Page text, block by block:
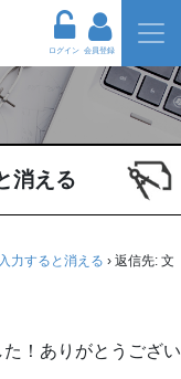
ログイン 会員登録
消える
力すると消える › 返信先: 文
！ありがとうござい